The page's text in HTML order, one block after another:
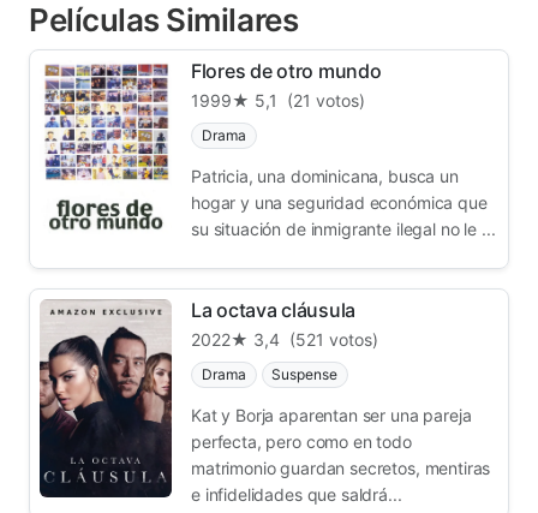
Películas Similares
Flores de otro mundo
1999★ 5,1 (21 votos)
Drama
Patricia, una dominicana, busca un
hogar y una seguridad económica que
su situación de inmigrante ilegal no le ...
La octava cláusula
2022★ 3,4 (521 votos)
Drama Suspense
Kat y Borja aparentan ser una pareja
perfecta, pero como en todo
matrimonio guardan secretos, mentiras
e infidelidades que saldrá...